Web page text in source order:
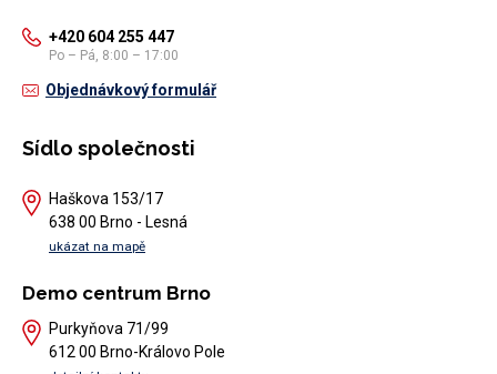
+420 604 255 447
Po – Pá, 8:00 – 17:00
Objednávkový formulář
Sídlo společnosti
Haškova 153/17
638 00 Brno - Lesná
ukázat na mapě
Demo centrum Brno
Purkyňova 71/99
612 00 Brno-Královo Pole